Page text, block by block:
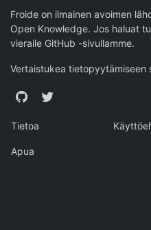
Froide on ilmainen avoimen
Open Knowledge. Jos haluat
vieraile GitHub -sivullamme.
Vertaistukea tietopyytämiseen
GitHubTwitter
Tietoa
Apua